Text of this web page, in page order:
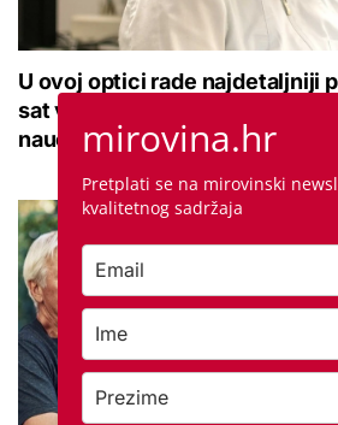
U ovoj optici rade najdetaljniji
sat vremena: Bila sam na
naučiomirovina.hr
Pretplati se na mirovinski
kvalitetnog sadržaja